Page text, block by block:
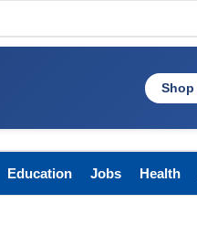
Education Jobs Health